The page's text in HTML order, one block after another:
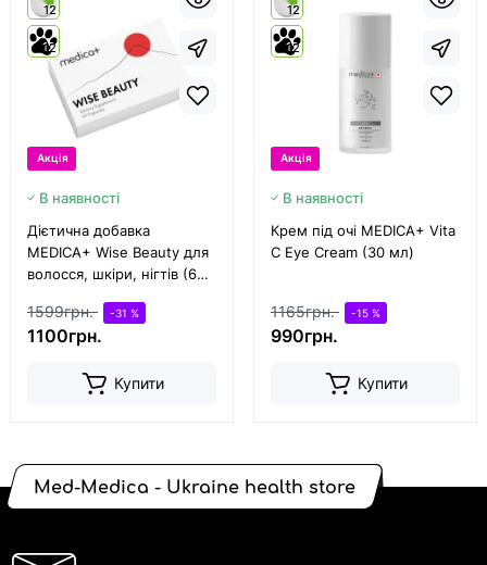
12
12
Акція
В наявності
Дієтична добавка
MEDICA+ Wise Beauty для
волосся, шкіри, нігтів (60
1599грн. -31 %
1100грн.
Купити
12
12
Акція
В наявності
Крем під очі MEDICA+ Vita
C Eye Cream (30 мл)
1165грн. -15 %
990грн.
Купити
Med-Medica - Ukraine health store